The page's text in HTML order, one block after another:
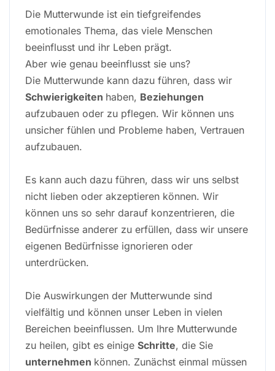
Die Mutterwunde ist ein tiefgreifendes
emotionales Thema, das viele Menschen
beeinflusst und ihr Leben prägt.
Aber wie genau beeinflusst sie uns?
Die Mutterwunde kann dazu führen, dass wir
Schwierigkeiten haben, Beziehungen
aufzubauen oder zu pflegen. Wir können uns
unsicher fühlen und Probleme haben, Vertrauen
aufzubauen.
Es kann auch dazu führen, dass wir uns selbst
nicht lieben oder akzeptieren können. Wir
können uns so sehr darauf konzentrieren, die
Bedürfnisse anderer zu erfüllen, dass wir unsere
eigenen Bedürfnisse ignorieren oder
unterdrücken.
Die Auswirkungen der Mutterwunde sind
vielfältig und können unser Leben in vielen
Bereichen beeinflussen. Um Ihre Mutterwunde
zu heilen, gibt es einige Schritte, die Sie
unternehmen können. Zunächst einmal müssen